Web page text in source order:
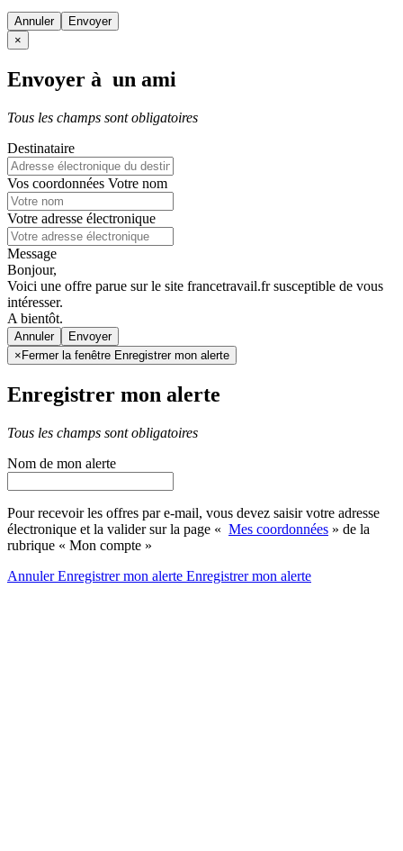
Annuler
×
Envoyer à un ami
Tous les champs sont obligatoires
Destinataire
Vos coordonnées Votre nom
Votre adresse électronique
Message
Bonjour,
Voici une offre parue sur le site francetravail.fr susceptible de vous
intéresser.
A bientôt.
Annuler
× Fermer la fenêtre Enregistrer mon alerte
Enregistrer mon alerte
Tous les champs sont obligatoires
Nom de mon alerte
Pour recevoir les offres par e-mail, vous devez saisir votre adresse
électronique et la valider sur la page « Mes coordonnées » de la
rubrique « Mon compte »
AnnulerEnregistrer mon alerte Enregistrermon alerte